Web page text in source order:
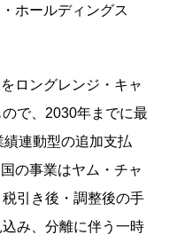
ホールディングス
ロングレンジ・キャ
で、2030年までに最
連動型の追加支払
の事業はヤム・チャ
引き後・調整後の手
み、分離に伴う一時